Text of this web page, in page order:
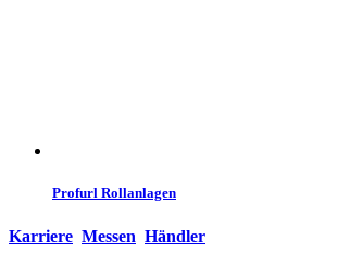
Profurl Rollanlagen
Karriere Messen Händler